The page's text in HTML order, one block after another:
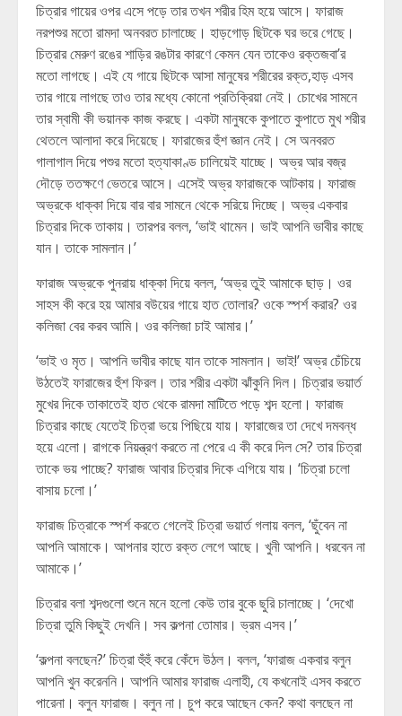
চিত্রার গায়ের ওপর এসে পড়ে তার তখন শরীর হিম হয়ে আসে। ফারাজ
নরপশুর মতো রামদা অনবরত চালাচ্ছে। হাড়গোড় ছিটকে ঘর ভরে গেছে।
চিত্রার মেরুণ রঙের শাড়ির রঙটার কারণে কেমন যেন তাকেও রক্তজবা’র
মতো লাগছে। এই যে গায়ে ছিটকে আসা মানুষের শরীরের রক্ত,হাড় এসব
তার গায়ে লাগছে তাও তার মধ্যে কোনো প্রতিক্রিয়া নেই। চোখের সামনে
তার স্বামী কী ভয়ানক কাজ করছে। একটা মানুষকে কুপাতে কুপাতে মুখ শরীর
থেতলে আলাদা করে দিয়েছে। ফারাজের হুঁশ জ্ঞান নেই। সে অনবরত
গালাগাল দিয়ে পশুর মতো হত্যাকাণ্ড চালিয়েই যাচ্ছে। অভ্র আর বজ্র
দৌড়ে ততক্ষণে ভেতরে আসে। এসেই অভ্র ফারাজকে আটকায়। ফারাজ
অভ্রকে ধাক্কা দিয়ে বার বার সামনে থেকে সরিয়ে দিচ্ছে। অভ্র একবার
চিত্রার দিকে তাকায়। তারপর বলল, ‘ভাই থামেন। ভাই আপনি ভাবীর কাছে
যান। তাকে সামলান।’
ফারাজ অভ্রকে পুনরায় ধাক্কা দিয়ে বলল, ‘অভ্র তুই আমাকে ছাড়। ওর
সাহস কী করে হয় আমার বউয়ের গায়ে হাত তোলার? ওকে স্পর্শ করার? ওর
কলিজা বের করব আমি। ওর কলিজা চাই আমার।’
‘ভাই ও মৃত। আপনি ভাবীর কাছে যান তাকে সামলান। ভাই!’ অভ্র চেঁচিয়ে
উঠতেই ফারাজের হুঁশ ফিরল। তার শরীর একটা ঝাঁকুনি দিল। চিত্রার ভয়ার্ত
মুখের দিকে তাকাতেই হাত থেকে রামদা মাটিতে পড়ে শব্দ হলো। ফারাজ
চিত্রার কাছে যেতেই চিত্রা ভয়ে পিছিয়ে যায়। ফারাজের তা দেখে দমবন্ধ
হয়ে এলো। রাগকে নিয়ন্ত্রণ করতে না পেরে এ কী করে দিল সে? তার চিত্রা
তাকে ভয় পাচ্ছে? ফারাজ আবার চিত্রার দিকে এগিয়ে যায়। ‘চিত্রা চলো
বাসায় চলো।’
ফারাজ চিত্রাকে স্পর্শ করতে গেলেই চিত্রা ভয়ার্ত গলায় বলল, ‘ছুঁবেন না
আপনি আমাকে। আপনার হাতে রক্ত লেগে আছে। খুনী আপনি। ধরবেন না
আমাকে।’
চিত্রার বলা শব্দগুলো শুনে মনে হলো কেউ তার বুকে ছুরি চালাচ্ছে। ‘দেখো
চিত্রা তুমি কিছুই দেখনি। সব কল্পনা তোমার। ভ্রম এসব।’
‘কল্পনা বলছেন?’ চিত্রা হুঁহুঁ করে কেঁদে উঠল। বলল, ‘ফারাজ একবার বলুন
আপনি খুন করেননি। আপনি আমার ফারাজ এলাহী, যে কখনোই এসব করতে
পারেনা। বলুন ফারাজ। বলুন না। চুপ করে আছেন কেন? কথা বলছেন না